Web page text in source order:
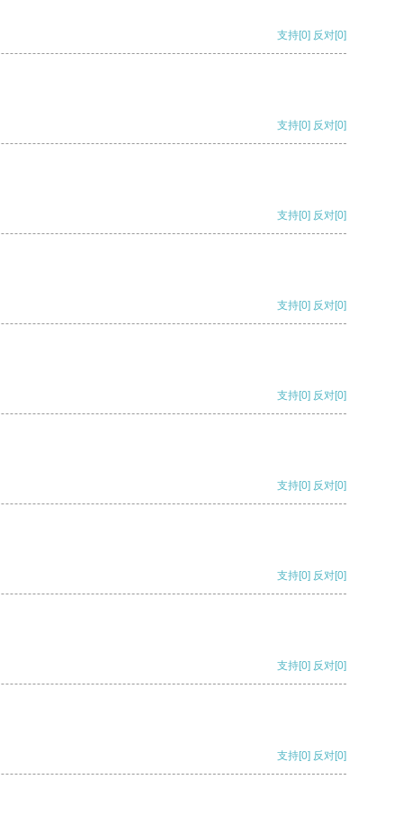
支持[0] 反对[0]
支持[0] 反对[0]
支持[0] 反对[0]
支持[0] 反对[0]
支持[0] 反对[0]
支持[0] 反对[0]
支持[0] 反对[0]
支持[0] 反对[0]
支持[0] 反对[0]